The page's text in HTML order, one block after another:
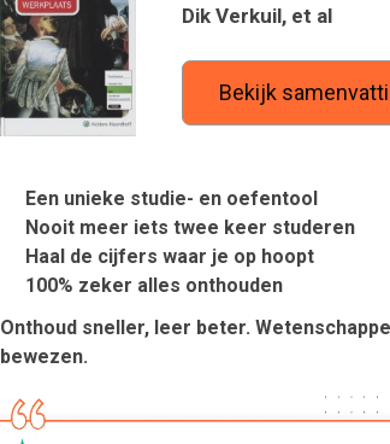
Dik Verkuil, et al
Bekijk
Een unieke studie- en oefentool
Nooit meer iets twee keer studeren
Haal de cijfers waar je op hoopt
100% zeker alles onthouden
Onthoud sneller, leer beter.
bewezen.